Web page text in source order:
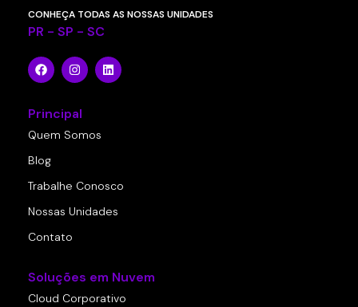
CONHEÇA TODAS AS NOSSAS UNIDADES
PR - SP - SC
Principal
Quem Somos
Blog
Trabalhe Conosco
Nossas Unidades
Contato
Soluções em Nuvem
Cloud Corporativo